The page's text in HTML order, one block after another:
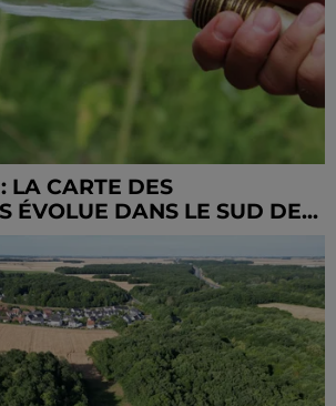
LA CARTE DES
ÉVOLUE DANS LE SUD DE...